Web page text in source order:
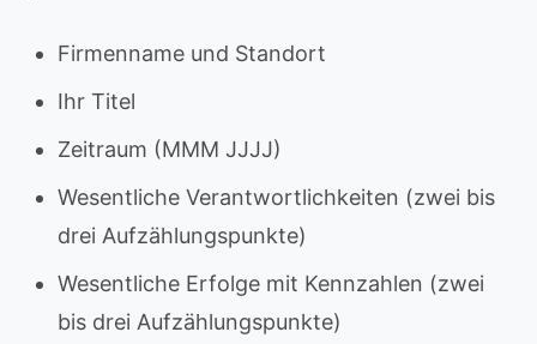
Firmenname und Standort
Ihr Titel
Zeitraum (MMM JJJJ)
Wesentliche Verantwortlichkeiten (zwei bis
drei Aufzählungspunkte)
Wesentliche Erfolge mit Kennzahlen (zwei
bis drei Aufzählungspunkte)